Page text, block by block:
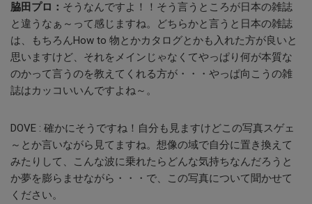
脇田プロ： そうなんですよ！！そう言うところが日本の雑誌
と違うなぁ～って感じますね。どちらかと言うと日本の雑誌
は、もちろんHow to 物とかカタログとかも入れた方が良いと
思いますけど、それをメインじゃなくてやっぱり何が本質な
のかって言うのを教えてくれる方が・・・やっぱ向こうの雑
誌はカッコいいんですよね～。
DOVE : 確かにそうですね！自分も見ますけどこの写真スゲェ
～とか言いながら見てますね。想像の域で自分に置き換えて
みたりして、こんな波に乗れたらどんな気持ちなんだろうと
か夢を膨らませながら・・・で、この写真について聞かせて
ください。